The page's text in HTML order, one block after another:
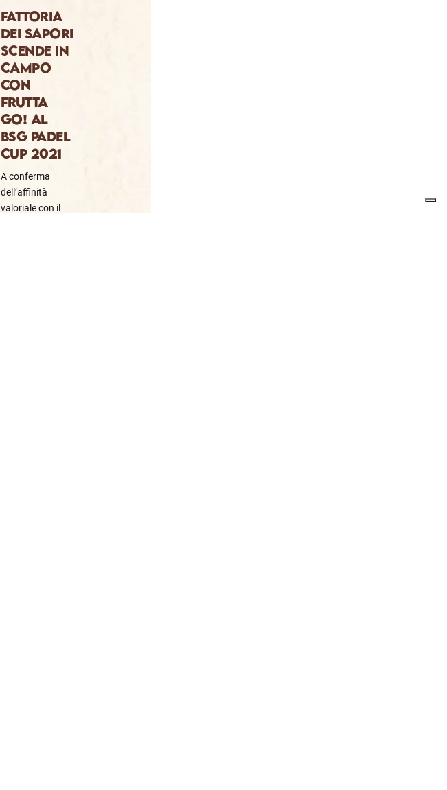
FATTORIA
DEI SAPORI
SCENDE IN
CAMPO
CON
FRUTTA
GO! AL
BSG PADEL
CUP 2021
A conferma
dell’affinità
valoriale con il